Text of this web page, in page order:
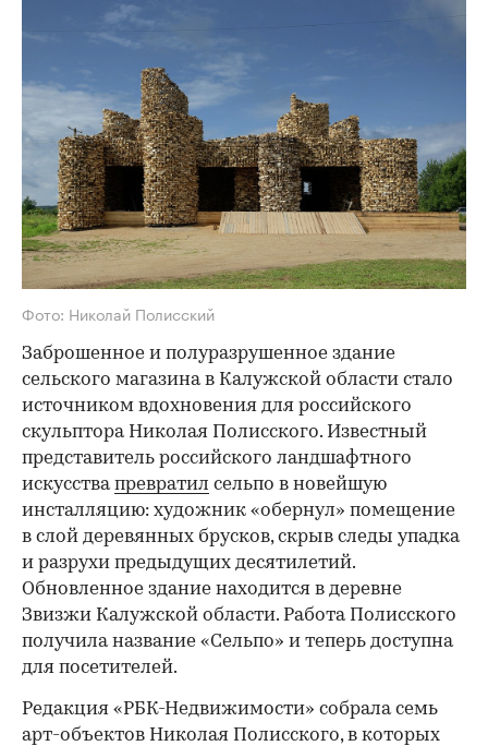
Фото: Николай Полисский
Заброшенное и полуразрушенное здание
сельского магазина в Калужской области стало
источником вдохновения для российского
скульптора Николая Полисского. Известный
представитель российского ландшафтного
искусствапревратил сельпо в новейшую
инсталляцию: художник «обернул» помещение
в слой деревянных брусков, скрыв следы упадка
и разрухи предыдущих десятилетий.
Обновленное здание находится в деревне
Звизжи Калужской области. Работа Полисского
получила название «Сельпо» и теперь доступна
для посетителей.
Редакция «РБК-Недвижимости» собрала семь
арт-объектов Николая Полисского, в которых